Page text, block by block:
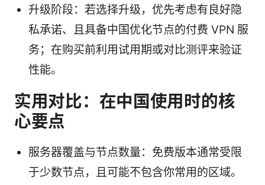
升级阶段：若选择升级，优先考虑有良好隐
私承诺、且具备中国优化节点的付费 VPN 服
务；在购买前利用试用期或对比测评来验证
性能。
实用对比：在中国使用时的核
心要点
服务器覆盖与节点数量：免费版本通常受限
于少数节点，且可能不包含你常用的区域。